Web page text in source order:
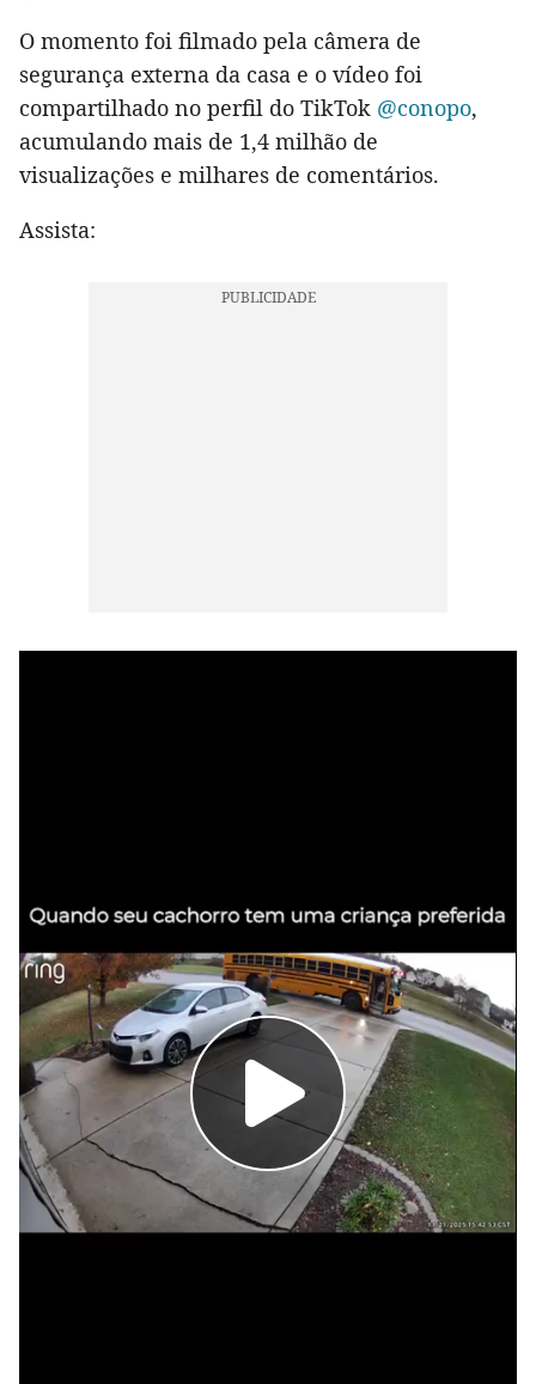
O momento foi filmado pela câmera de
segurança externa da casa e o vídeo foi
compartilhado no perfil do TikTok @conopo,
acumulando mais de 1,4 milhão de
visualizações e milhares de comentários.
Assista: